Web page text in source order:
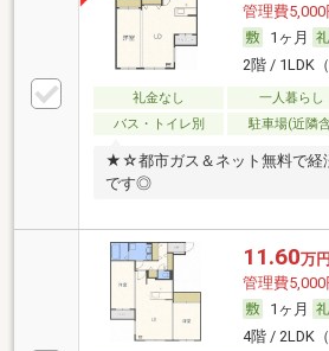
管理費5,000
1ヶ月
2階 / 1LDK
礼金なし 一人暮らし
バス・トイレ別
駐車場(近隣
★☆都市ガス＆ネット無料で経
です◎
11.60万円
管理費5,000
1ヶ月
4階 / 2LDK